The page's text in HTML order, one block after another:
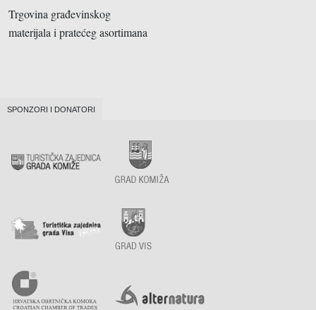
Trgovina građevinskog
materijala i pratećeg asortimana
SPONZORI I DONATORI